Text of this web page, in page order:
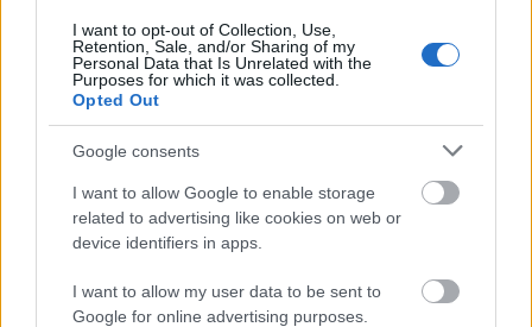
I want to opt-out of Collection, Use,
Retention, Sale, and/or Sharing of my
Personal Data that Is Unrelated with the
Purposes for which it was collected.
Opted Out
Google consents
I want to allow Google to enable storage
related to advertising like cookies on web or
device identifiers in apps.
I want to allow my user data to be sent to
Google for online advertising purposes.